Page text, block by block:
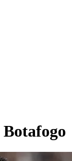
Botafogo